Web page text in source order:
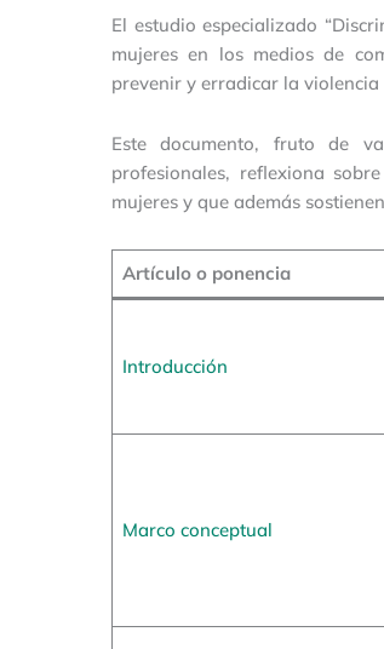
El estudio especializado
mujeres en los medios de
prevenir y erradicar la violencia
Este documento, fruto de
profesionales, reflexiona
mujeres y que además
Artículo o ponencia
Introducción
Marco conceptual